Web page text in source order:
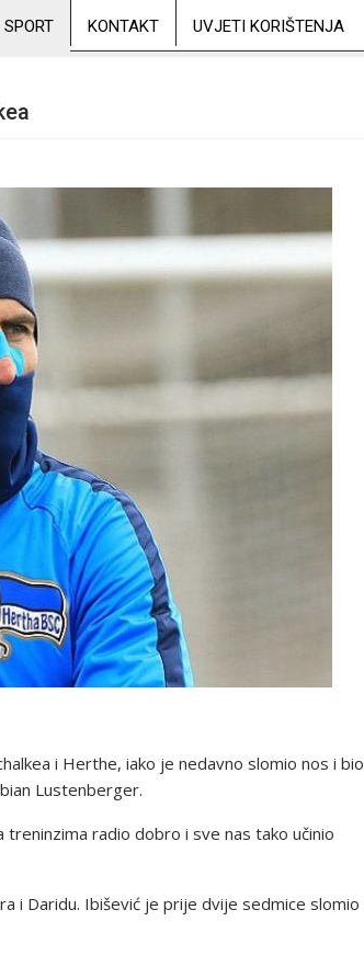
SPORT KONTAKT UVJETI KORIŠTENJA
i Herthe, iako je nedavno slomio nos i bio
Lustenberger.
radio dobro i sve nas tako učinio
i Daridu. Ibišević je prije dvije sedmice slomio